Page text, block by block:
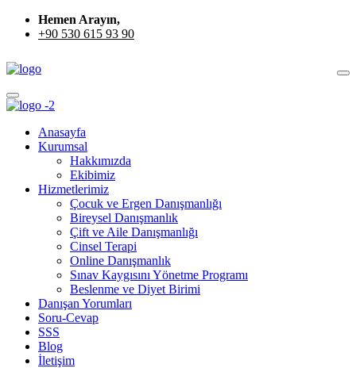
Hemen Arayın,
+90 530 615 93 90
Anasayfa
Kurumsal
Hakkımızda
Ekibimiz
Hizmetlerimiz
Çocuk ve Ergen Danışmanlığı
Bireysel Danışmanlık
Çift ve Aile Danışmanlığı
Cinsel Terapi
Online Danışmanlık
Sınav Kaygısını Yönetme Programı
Beslenme ve Diyet Birimi
Danışan Yorumları
Soru-Cevap
SSS
Blog
İletişim